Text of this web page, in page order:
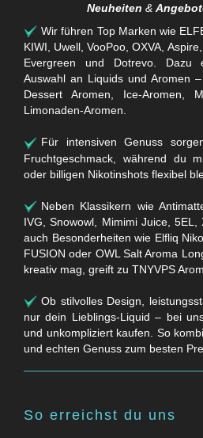
Neuheiten &
Wir führen Top Marken wie
KIWI, Uwell, VooPoo, OXVA,
Evergreen und Dotrevo.
Auswahl an Liquids und Aromen
Dessert Aromen, Ice-Aromen,
Limonaden-Aromen.
Für intensiven Genuss
Fruchtgeschmack, während du
oder billigen Nikotinshots flexibel
Neben Klassikern wie
IVG, Snowowl, Mimimi Juice,
auch Besonderheiten wie Elfliq
FUSION oder OWL Salt Aroma
kreativ mag, greift zu TNYVPS
Ob stilvolles Design,
nur dein Lieblings-Liquid – bei
und unkompliziert kaufen. So
und echten Genuss zum besten
So erreichst du uns